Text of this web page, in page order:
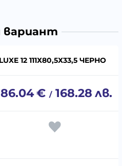
вариант
12 111Х80,5Х33,5 ЧЕРНО
86.04€ / 168.28 лв.